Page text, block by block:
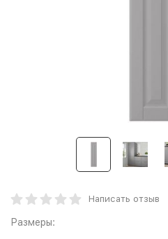
Написать отзыв
Размеры: